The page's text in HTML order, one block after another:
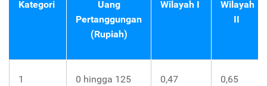
Kategori
Uang
Pertanggungan
(Rupiah)
Wilayah I
Wilayah
II
1
0 hingga 125
0,47
0,65